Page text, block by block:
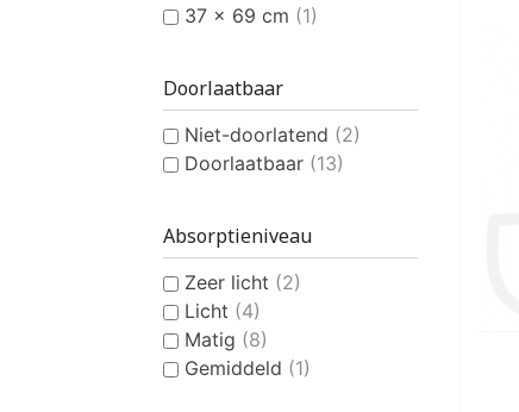
37 x 69 cm (1)
Doorlaatbaar
Niet-doorlatend (2)
Doorlaatbaar (13)
Absorptieniveau
Zeer licht (2)
Licht (4)
Matig (8)
Gemiddeld (1)